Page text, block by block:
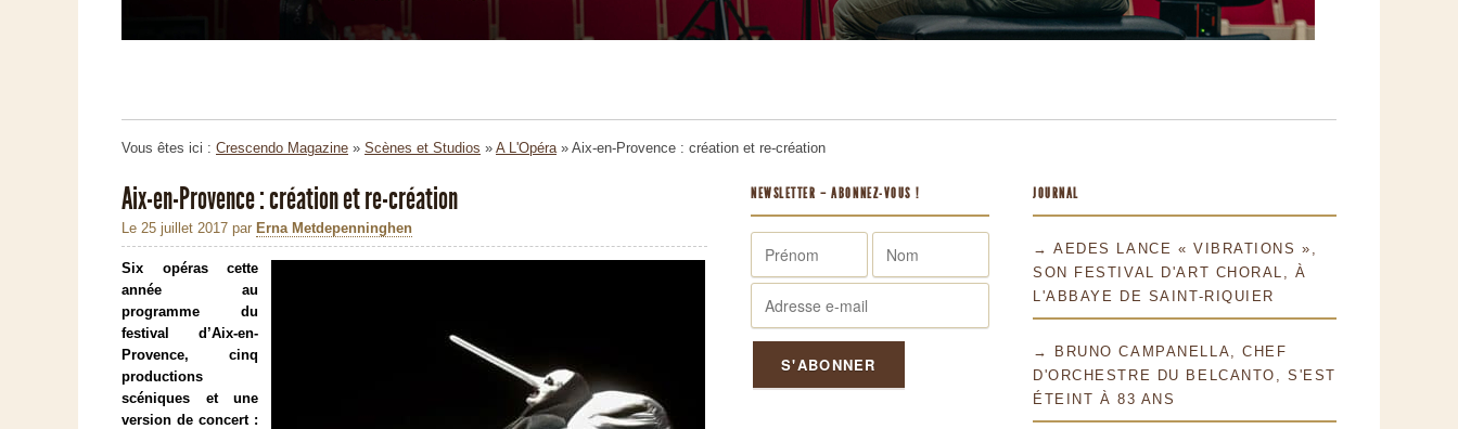
Vous êtes ici : Crescendo Magazine » Scènes et Studios » A L'Opéra» Aix-en-Provence : création et re-création
Aix-en-Provence : création et re-création
Le 25 juillet 2017 par Erna Metdepenninghen
Six opéras cette
année au
programme du
festival d’Aix-en-
Provence, cinq
productions
scéniques et une
version de concert :
NEWSLETTER – ABONNEZ-VOUS ! JOURNAL
→ AEDES LANCE « VIBRATIONS »,
SON FESTIVAL D'ART CHORAL, À
L'ABBAYE DE SAINT-RIQUIER
→ BRUNO CAMPANELLA, CHEF
D'ORCHESTRE DU BELCANTO, S'EST
ÉTEINT À 83 ANS